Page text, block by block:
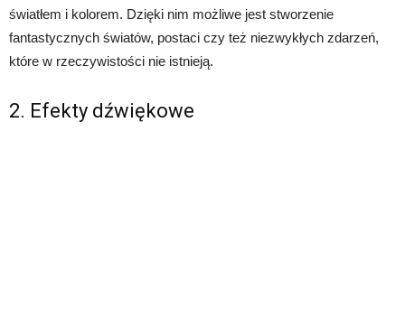
światłem i kolorem. Dzięki nim możliwe jest stworzenie
fantastycznych światów, postaci czy też niezwykłych zdarzeń,
które w rzeczywistości nie istnieją.
2. Efekty dźwiękowe